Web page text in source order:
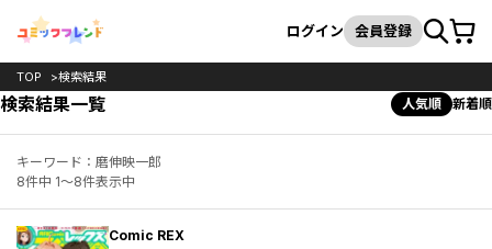
検索
ログイン 会員登録カート
TOP 検索結果
検索結果一覧 人気順 新着順
キーワード：磨伸映一郎
8件中 1～8件表示中
Comic REX